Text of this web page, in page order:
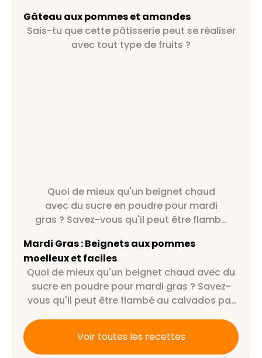
Gâteau aux pommes et amandes
Sais-tu que cette pâtisserie peut se réaliser
avec tout type de fruits ?
Quoi de mieux qu'un beignet chaud
avec du sucre en poudre pour mardi
gras ? Savez-vous qu'il peut être flambé
Mardi Gras : Beignets aux pommes
moelleux et faciles
Quoi de mieux qu'un beignet chaud avec du
sucre en poudre pour mardi gras ? Savez-
vous qu'il peut être flambé au calvados par
Voir toutes les recettes